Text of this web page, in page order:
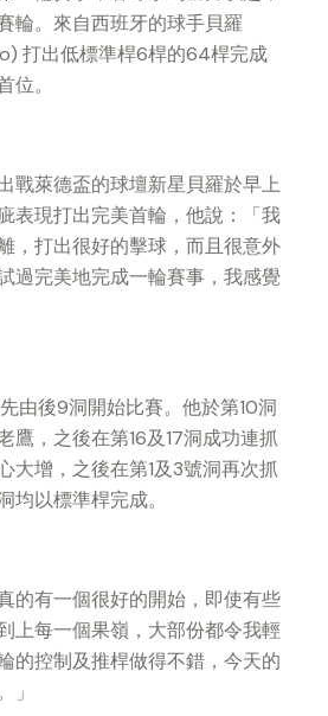
輪。來自西班牙的球手貝羅
打出低標準桿6桿的64桿完成
位。
戰萊德盃的球壇新星貝羅於早上
表現打出完美首輪，他說：「我
，打出很好的擊球，而且很意外
過完美地完成一輪賽事，我感覺
由後9洞開始比賽。他於第10洞
鷹，之後在第16及17洞成功連抓
大增，之後在第1及3號洞再次抓
均以標準桿完成。
的有一個很好的開始，即使有些
上每一個果嶺，大部份都令我輕
的控制及推桿做得不錯，今天的
」